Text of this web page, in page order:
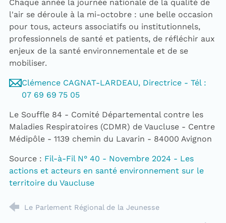
Chaque année la journée nationale de la qualité de
l'air se déroule à la mi-octobre : une belle occasion
pour tous, acteurs associatifs ou institutionnels,
professionnels de santé et patients, de réfléchir aux
enjeux de la santé environnementale et de se
mobiliser.
Clémence CAGNAT-LARDEAU, Directrice - Tél :
07 69 69 75 05
Le Souffle 84 - Comité Départemental contre les
Maladies Respiratoires (CDMR) de Vaucluse - Centre
Médipôle - 1139 chemin du Lavarin - 84000 Avignon
Source : Fil-à-Fil N° 40 - Novembre 2024 - Les
actions et acteurs en santé environnement sur le
territoire du Vaucluse
Le Parlement Régional de la Jeunesse